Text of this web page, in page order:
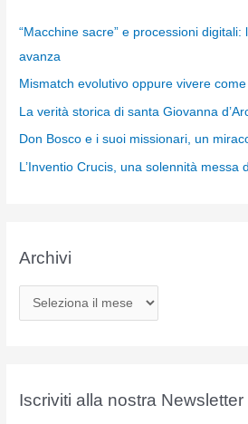
“Macchine sacre” e processioni digitali:
avanza
Mismatch evolutivo oppure vivere
La verità storica di santa Giovanna
Don Bosco e i suoi missionari, un
L’Inventio Crucis, una solennità messa
Archivi
r
iIscriviti alla nostra Newsletter